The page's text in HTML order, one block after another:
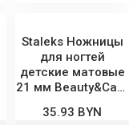
Staleks Ножницы
для ногтей
детские матовые
21 мм Beauty&Care
35.93 BYN